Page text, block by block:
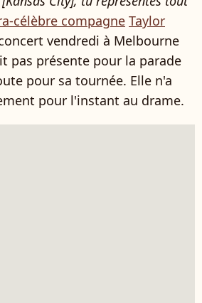
célèbre compagne Taylor
vendredi à Melbourne
pas présente pour la parade
pour sa tournée. Elle n'a
pour l'instant au drame.